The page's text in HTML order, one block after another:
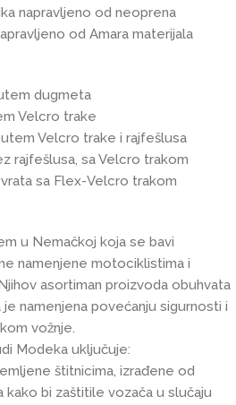
napravljeno od neoprena
od Amara materijala
dugmeta
Velcro trake
Velcro trake i rajfešlusa
rajfešlusa, sa Velcro trakom
sa Flex-Velcro trakom
u Nemačkoj koja se bavi
namenjene motociklistima i
asortiman proizvoda obuhvata
namenjena povećanju sigurnosti i
vožnje.
Modeka uključuje:
štitnicima, izrađene od
kako bi zaštitile vozača u slučaju